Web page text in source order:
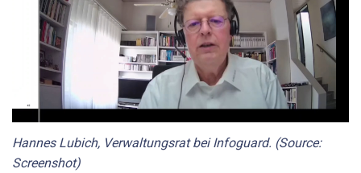
Hannes Lubich, Verwaltungsrat bei Infoguard. (Source:
Screenshot)